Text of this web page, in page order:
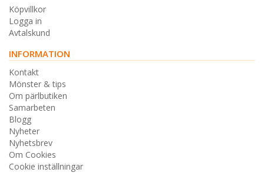
Köpvillkor
Logga in
Avtalskund
INFORMATION
Kontakt
Mönster & tips
Om pärlbutiken
Samarbeten
Blogg
Nyheter
Nyhetsbrev
Om Cookies
Cookie inställningar